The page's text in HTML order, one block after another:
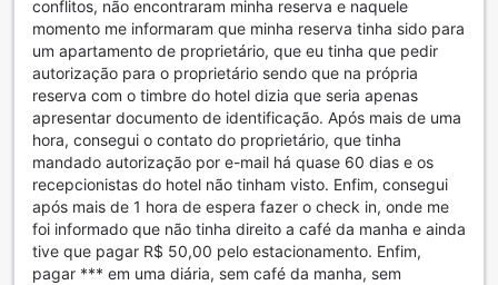
träning och avkoppling, och ger en härlig atmosfär med
sina moderna faciliteter och ljusa, luftiga miljö.
För de som vill hålla sig i form under sin vistelse, erbjuder
hotellet ett välutrustat fitnesscenter som är helt gratis för
gästerna. Här kan du träna med en mängd olika maskiner
och utrustning, oavsett om du föredrar styrketräning eller
konditionsträning. Med en inspirerande miljö och moderna
faciliteter är fitnesscentret en idealisk plats för att nå dina
träningsmål, oavsett om du är en erfaren atlet eller
nybörjare. Grand Mercure Brasilia Eixo Monumental
garanterar att du kan hålla dig aktiv och energisk under
hela din vistelse.
conflitos, não encontraram minha reserva e naquele
momento me informaram que minha reserva tinha sido para
um apartamento de proprietário, que eu tinha que pedir
autorização para o proprietário sendo que na própria
reserva com o timbre do hotel dizia que seria apenas
apresentar documento de identificação. Após mais de uma
hora, consegui o contato do proprietário, que tinha
mandado autorização por e-mail há quase 60 dias e os
recepcionistas do hotel não tinham visto. Enfim, consegui
após mais de 1 hora de espera fazer o check in, onde me
foi informado que não tinha direito a café da manha e ainda
tive que pagar R$ 50,00 pelo estacionamento. Enfim,
pagar *** em uma diária, sem café da manha, sem